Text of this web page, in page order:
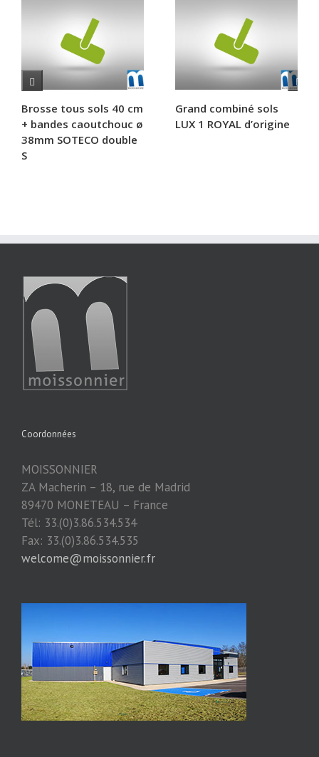
Brosse tous sols 40 cm
+ bandes caoutchouc ø
38mm SOTECO double
S
Grand combiné sols
LUX 1 ROYAL d’origine
Coordonnées
MOISSONNIER
ZA Macherin – 18, rue de Madrid
89470 MONETEAU – France
Tél: 33.(0)3.86.534.534
Fax: 33.(0)3.86.534.535
welcome@moissonnier.fr